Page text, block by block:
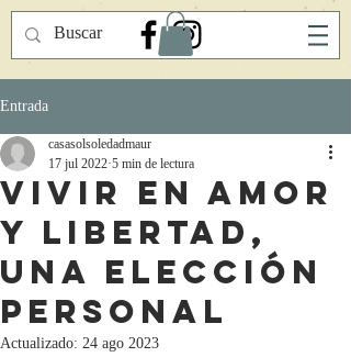
Entrada
Vivir en amor
y libertad,
una elección
personal
casasolsoledadmaur
17 jul 2022 5 min de lectura
Actualizado: 24 ago 2023